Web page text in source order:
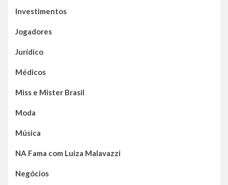
Investimentos
Jogadores
Jurídico
Médicos
Miss e Mister Brasil
Moda
Música
NA Fama com Luiza Malavazzi
Negócios